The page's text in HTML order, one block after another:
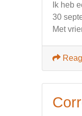
Ik heb
30
Met